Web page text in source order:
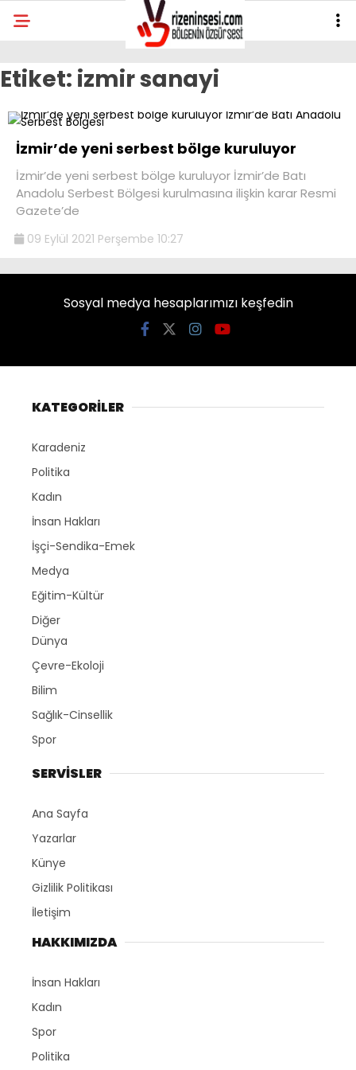
Etiket: izmir sanayi
İzmir’de yeni serbest bölge kuruluyor
İzmir’de yeni serbest bölge kuruluyor İzmir’de Batı
Anadolu Serbest Bölgesi kurulmasına ilişkin karar Resmi
Gazete’de
09 Eylül 2021 Perşembe 10:27
Sosyal medya hesaplarımızı keşfedin
KATEGORİLER
Karadeniz
Politika
Kadın
İnsan Hakları
İşçi-Sendika-Emek
Medya
Eğitim-Kültür
Diğer
Dünya
Çevre-Ekoloji
Bilim
Sağlık-Cinsellik
Spor
SERVİSLER
Ana Sayfa
Yazarlar
Künye
Gizlilik Politikası
İletişim
HAKKIMIZDA
İnsan Hakları
Kadın
Spor
Politika